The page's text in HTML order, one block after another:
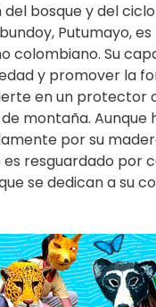
del bosque y del
Putumayo,
colombiano. Su
y promover la
en un protector
montaña. Aunque
por su
resguardado por
se dedican a su